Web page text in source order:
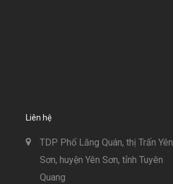
Liên hệ
TDP Phố Lăng Quán, thị Trấn Yên
Sơn, huyện Yên Sơn, tỉnh Tuyên
Quang